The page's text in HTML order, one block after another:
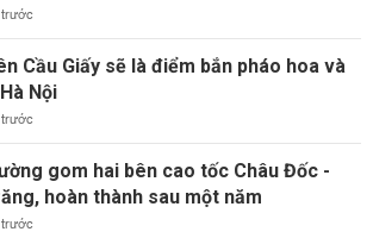
Cầu Giấy sẽ là điểm bắn pháo hoa và
Nội
gom hai bên cao tốc Châu Đốc -
hoàn thành sau một năm